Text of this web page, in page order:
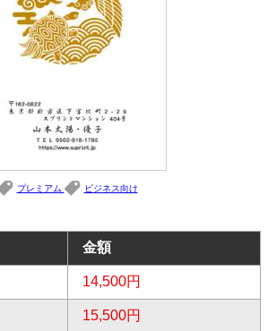
プレミアム ビジネス向け
金額
14,500円
15,500円